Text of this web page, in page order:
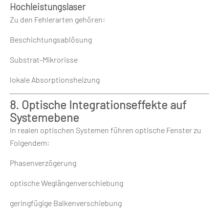
Hochleistungslaser
Zu den Fehlerarten gehören:
Beschichtungsablösung
Substrat-Mikrorisse
lokale Absorptionsheizung
8. Optische Integrationseffekte auf
Systemebene
In realen optischen Systemen führen optische Fenster zu
Folgendem:
Phasenverzögerung
optische Weglängenverschiebung
geringfügige Balkenverschiebung